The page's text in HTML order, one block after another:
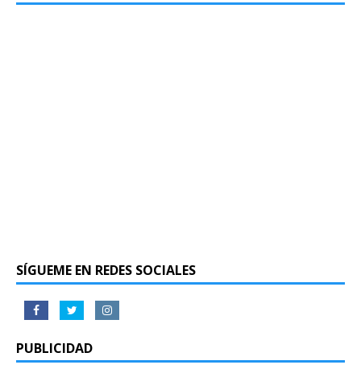
SÍGUEME EN REDES SOCIALES
PUBLICIDAD